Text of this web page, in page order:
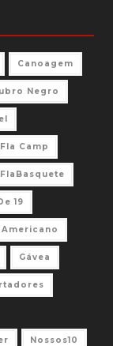
Canoagem
Negro
Fla Camp
FlaBasquete
19
Gávea
Nossos10